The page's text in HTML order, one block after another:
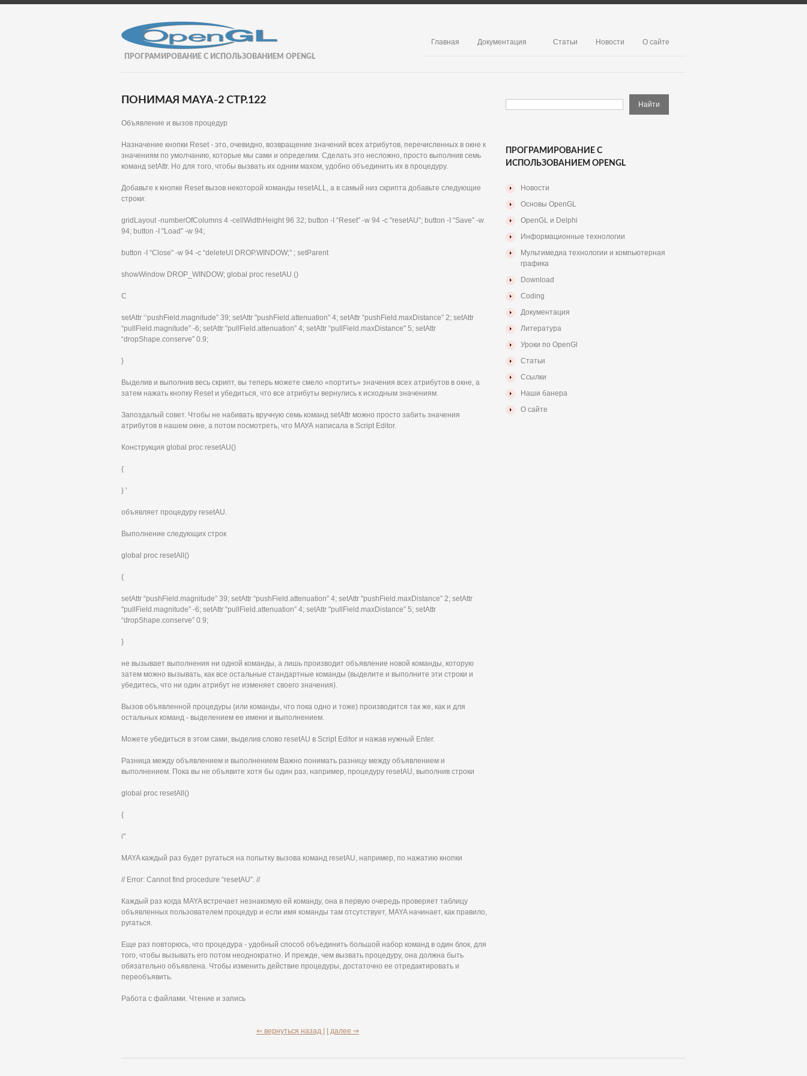
ПРОГРАМИРОВАНИЕ С ИСПОЛЬЗОВАНИЕМ OPENGL
Главная Документация Статьи Новости О сайте
ПОНИМАЯ MAYA-2 СТР.122
Объявление и вызов процедур
Назначение кнопки Reset - это, очевидно, возвращение значений всех атрибутов, перечисленных в окне к
значениям по умолчанию, которые мы сами и определим. Сделать это несложно, просто выполнив семь
команд setAttr. Но для того, чтобы вызвать их одним махом, удобно объединить их в процедуру.
Добавьте к кнопке Reset вызов некоторой команды resetALL, а в самый низ скрипта добавьте следующие
строки:
gridLayout -numberOfColumns 4 -cellWidthHeight 96 32; button -I “Reset” -w 94 -c "resetAU”; button -I “Save” -w
94; button -I "Load” -w 94;
button -I “Close” -w 94 -c “deleteUI DROP.WINDOW;” ; setParent
showWindow DROP_WINDOW; global proc resetAU ()
С
setAttr ‘‘pushField.magnitude” 39; setAttr "pushField.attenuation” 4; setAttr “pushField.maxDistance” 2; setAttr
“pullField.magnitude” -6; setAttr "pullField.attenuation” 4; setAttr “pullField.maxDistance" 5; setAttr
“dropShape.conserve” 0.9;
}
Выделив и выполнив весь скрипт, вы теперь можете смело «портить» значения всех атрибутов в окне, а
затем нажать кнопку Reset и убедиться, что все атрибуты вернулись к исходным значениям.
Запоздалый совет. Чтобы не набивать вручную семь команд setAttr можно просто забить значения
атрибутов в нашем окне, а потом посмотреть, что МАУА написала в Script Editor.
Конструкция global proc resetAU()
{
} '
объявляет процедуру resetAU.
Выполнение следующих строк
global proc resetAll()
{
setAttr “pushField.magnitude” 39; setAttr “pushField.attenuation” 4; setAttr "pushField.maxDistance” 2; setAttr
"pullField.magnitude” -6; setAttr “pullField.attenuation” 4; setAttr "pullField.maxDistance” 5; setAttr
“dropShape.conserve” 0.9;
}
не вызывает выполнения ни одной команды, а лишь производит объявление новой команды, которую
затем можно вызывать, как все остальные стандартные команды (выделите и выполните эти строки и
убедитесь, что ни один атрибут не изменяет своего значения).
Вызов объявленной процедуры (или команды, что пока одно и тоже) производится так же, как и для
остальных команд - выделением ее имени и выполнением.
Можете убедиться в этом сами, выделив слово resetAU в Script Editor и нажав нужный Enter.
Разница между объявлением и выполнением Важно понимать разницу между объявлением и
выполнением. Пока вы не объявите хотя бы один раз, например, процедуру resetAU, выполнив строки
global proc resetAll()
{
i"
MAYA каждый раз будет ругаться на попытку вызова команд resetAU, например, по нажатию кнопки
// Error: Cannot find procedure “resetAU”. //
Каждый раз когда MAYA встречает незнакомую ей команду, она в первую очередь проверяет таблицу
объявленных пользователем процедур и если имя команды там отсутствует, MAYA начинает, как правило,
ругаться.
Еще раз повторюсь, что процедура - удобный способ объединить большой набор команд в один блок, для
того, чтобы вызывать его потом неоднократно. И прежде, чем вызвать процедуру, она должна быть
обязательно объявлена. Чтобы изменить действие процедуры, достаточно ее отредактировать и
переобъявить.
Работа с файлами. Чтение и запись
⇐ вернуться назад | | далее ⇒
ПРОГРАМИРОВАНИЕ С
ИСПОЛЬЗОВАНИЕМ OPENGL
Новости
Основы OpenGL
OpenGL и Delphi
Информационные технологии
Мультимедиа технологии и компьютерная
графика
Download
Coding
Документация
Литература
Уроки по OpenGl
Статьи
Ссылки
Наши банера
О сайте